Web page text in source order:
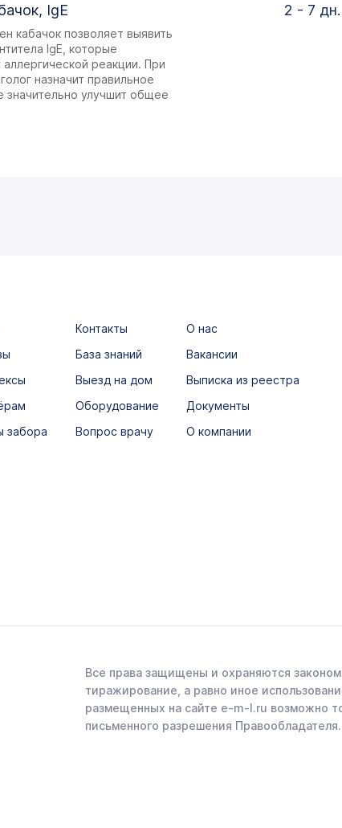
IgE
кабачок позволяет выявить
IgE, которые
реакции. При
назначит правильное
значительно улучшит общее
2 - 7 дн.
забора
Контакты
База знаний
Выезд на дом
Оборудование
Вопрос врачу
О нас
Вакансии
Выписка из реестра
Документы
О компании
Все права защищены и охраняются
тиражирование, а равно иное
размещенных на сайте e-m-l.ru возможно
письменного разрешения Правообладателя.